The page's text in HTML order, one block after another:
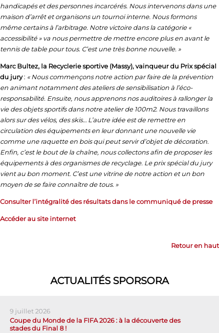
handicapés et des personnes incarcérés. Nous intervenons dans une
maison d’arrêt et organisons un tournoi interne. Nous formons
même certains à l’arbitrage. Notre victoire dans la catégorie «
accessibilité » va nous permettre de mettre encore plus en avant le
tennis de table pour tous. C’est une très bonne nouvelle. »
Marc Bultez, la Recyclerie sportive (Massy), vainqueur du Prix spécial
du jury: « Nous commençons notre action par faire de la prévention
en animant notamment des ateliers de sensibilisation à l’éco-
responsabilité. Ensuite, nous apprenons nos auditoires à rallonger la
vie des objets sportifs dans notre atelier de 100m2. Nous travaillons
alors sur des vélos, des skis… L’autre idée est de remettre en
circulation des équipements en leur donnant une nouvelle vie
comme une raquette en bois qui peut servir d’objet de décoration.
Enfin, c’est le bout de la chaîne, nous collectons afin de proposer les
équipements à des organismes de recyclage. Le prix spécial du jury
vient au bon moment. C’est une vitrine de notre action et un bon
moyen de se faire connaître de tous. »
Consulter l’intégralité des résultats dans le communiqué de presse
Accéder au site internet
Retour en haut
ACTUALITÉS SPORSORA
9 juillet 2026
Coupe du Monde de la FIFA 2026 : à la découverte des
stades du Final 8 !